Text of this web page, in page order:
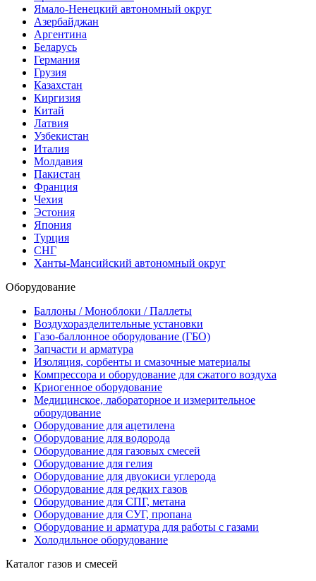
Ямало-Ненецкий автономный округ
Азербайджан
Аргентина
Беларусь
Германия
Грузия
Казахстан
Киргизия
Китай
Латвия
Узбекистан
Италия
Молдавия
Пакистан
Франция
Чехия
Эстония
Япония
Турция
СНГ
Ханты-Мансийский автономный округ
Оборудование
Баллоны / Моноблоки / Паллеты
Воздухоразделительные установки
Газо-баллонное оборудование (ГБО)
Запчасти и арматура
Изоляция, сорбенты и смазочные материалы
Компрессора и оборудование для сжатого воздуха
Криогенное оборудование
Медицинское, лабораторное и измерительное
оборудование
Оборудование для ацетилена
Оборудование для водорода
Оборудование для газовых смесей
Оборудование для гелия
Оборудование для двуокиси углерода
Оборудование для редких газов
Оборудование для СПГ, метана
Оборудование для СУГ, пропана
Оборудование и арматура для работы с газами
Холодильное оборудование
Каталог газов и смесей